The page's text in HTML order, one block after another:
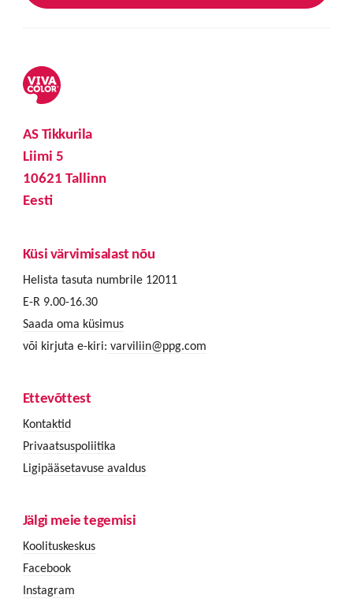
AS Tikkurila
Liimi 5
10621 Tallinn
Eesti
Küsi värvimisalast nõu
Helista tasuta numbrile 12011
E-R 9.00-16.30
Saada oma küsimus
või kirjuta e-kiri: varviliin@ppg.com
Ettevõttest
Kontaktid
Privaatsuspoliitika
Ligipääsetavuse avaldus
Jälgi meie tegemisi
Koolituskeskus
Facebook
Instagram